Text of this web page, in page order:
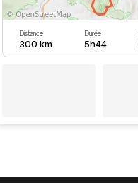
Distance
300 km
Durée
5h44